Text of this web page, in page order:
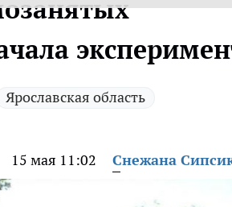
Ярославская область
15 мая 11:02 Снежана